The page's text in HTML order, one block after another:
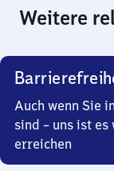
Weitere
Auch wenn Sie
sind – uns ist
erreichen